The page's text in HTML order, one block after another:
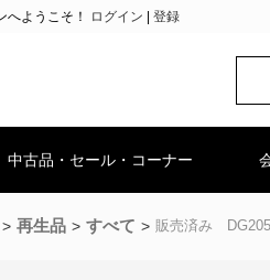
へようこそ！ ログイン 登録
中古品・セール・コーナー
再生品 すべて 販売済み